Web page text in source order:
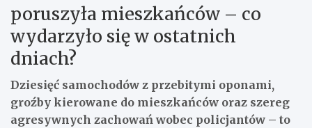
poruszyła mieszkańców – co
wydarzyło się w ostatnich
dniach?
Dziesięć samochodów z przebitymi oponami,
groźby kierowane do mieszkańców oraz szereg
agresywnych zachowań wobec policjantów – to